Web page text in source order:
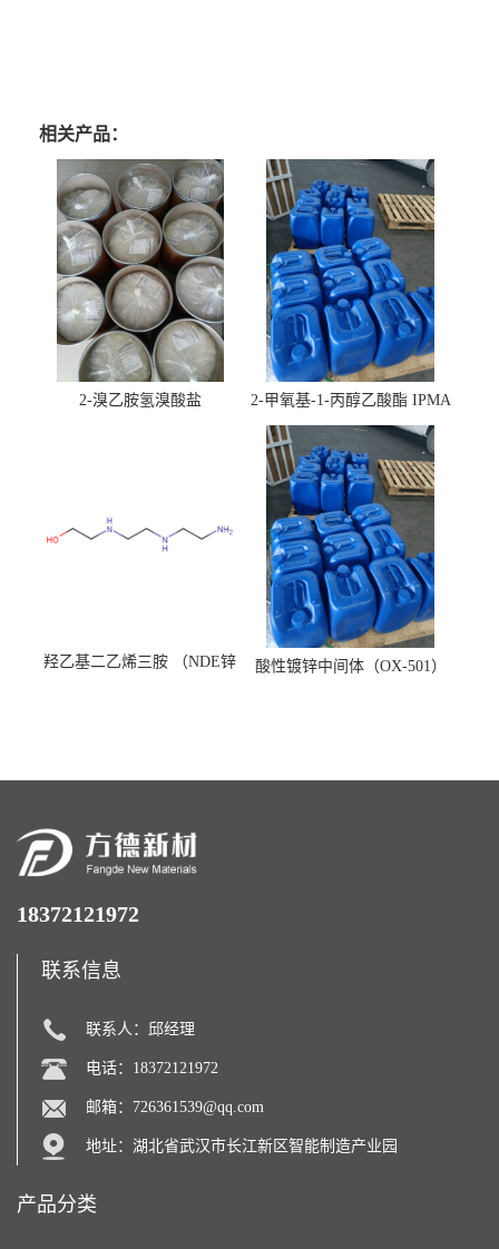
相关产品：
2-溴乙胺氢溴酸盐 2-甲氧基-1-丙醇乙酸酯 IPMA
羟乙基二乙烯三胺 （NDE锌
酸性镀锌中间体（OX-501）
18372121972
联系信息
联系人：邱经理
电话：18372121972
邮箱： 726361539@qq.com
地址：湖北省武汉市长江新区智能制造产业园
产品分类